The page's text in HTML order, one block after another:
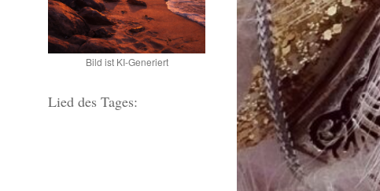
Bild ist KI-Generiert
Lied des Tages: